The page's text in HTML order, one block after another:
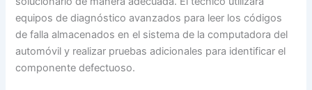
equipos de diagnóstico avanzados para leer los códigos
de falla almacenados en el sistema de la computadora del
automóvil y realizar pruebas adicionales para identificar el
componente defectuoso.